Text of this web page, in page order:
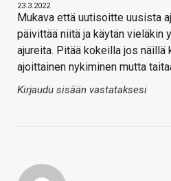
23.3.2022
Mukava että uutisoitte uusista
päivittää niitä ja käytän vieläkin
ajureita. Pitää kokeilla jos näillä
ajoittainen nykiminen mutta
Kirjaudu sisään vastataksesi